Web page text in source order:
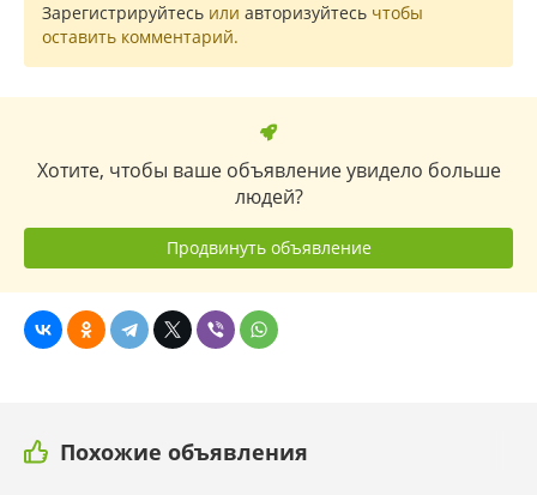
Зарегистрируйтесь или авторизуйтесь чтобы
оставить комментарий.
Хотите, чтобы ваше объявление увидело больше
людей?
Продвинуть объявление
Похожие объявления